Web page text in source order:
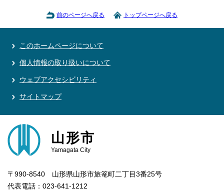
前のページへ戻る トップページへ戻る
このホームページについて
個人情報の取り扱いについて
ウェブアクセシビリティ
サイトマップ
山形市
Yamagata City
〒990-8540 山形県山形市旅篭町二丁目3番25号
代表電話：023-641-1212